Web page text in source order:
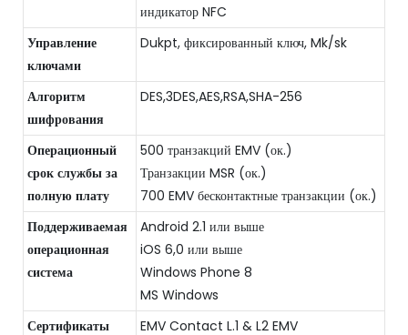
индикатор NFC
Управление
ключами
Dukpt, фиксированный ключ, Mk/sk
Алгоритм
шифрования
DES,3DES,AES,RSA,SHA-256
Операционный
срок службы за
полную плату
500 транзакций EMV (ок.)
Транзакции MSR (ок.)
700 EMV бесконтактные транзакции (ок.)
Поддерживаемая
операционная
система
Android 2.1 или выше
iOS 6,0 или выше
Windows Phone 8
MS Windows
Сертификаты
EMV Contact L.1 & L2 EMV